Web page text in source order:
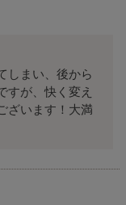
しまい、後から
すが、快く変え
ざいます！大満